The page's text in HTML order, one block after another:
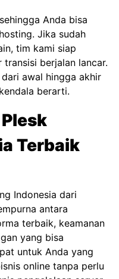
Anda bisa
Jika sudah
tim kami siap
berjalan lancar.
awal hingga akhir
berarti.
Terbaik
Indonesia dari
antara
terbaik, keamanan
yang bisa
untuk Anda yang
online tanpa perlu